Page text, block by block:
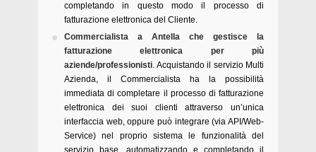
completando in questo modo il processo di
fatturazione elettronica del Cliente.
Commercialista a Antella che gestisce la
fatturazione elettronica per più
aziende/professionisti. Acquistando il servizio Multi
Azienda, il Commercialista ha la possibilità
immediata di completare il processo di fatturazione
elettronica dei suoi clienti attraverso un’unica
interfaccia web, oppure può integrare (via API/Web-
Service) nel proprio sistema le funzionalità del
servizio base, automatizzando e completando il